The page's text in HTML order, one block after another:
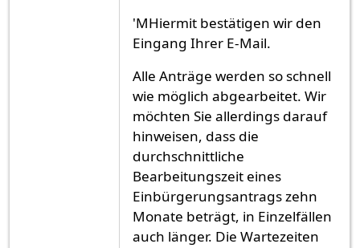
'MHiermit bestätigen wir den
Eingang Ihrer E-Mail.
Alle Anträge werden so schnell
wie möglich abgearbeitet. Wir
möchten Sie allerdings darauf
hinweisen, dass die
durchschnittliche
Bearbeitungszeit eines
Einbürgerungsantrags zehn
Monate beträgt, in Einzelfällen
auch länger. Die Wartezeiten